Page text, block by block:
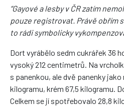
“Gayové a lesby v ČR zatím
pouze registrovat. Právě obřím
to rádi symbolicky
Dort vyrábělo sedm cukrářek 36
vysoký 212 centimetrů. Na
s panenkou, ale dvě panenky
kilogramu, krém 67,5 kilogramu.
Celkem se jí spotřebovalo 28,8